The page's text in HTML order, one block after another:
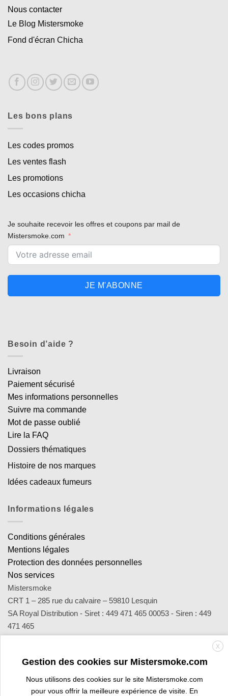
Nous contacter
Le Blog Mistersmoke
Fond d'écran Chicha
Les bons plans
Les codes promos
Les ventes flash
Les promotions
Les occasions chicha
Je souhaite recevoir les offres et coupons par mail de
Mistersmoke.com
JE M'ABONNE
Besoin d’aide ?
Livraison
Paiement sécurisé
Mes informations personnelles
Suivre ma commande
Mot de passe oublié
Lire la FAQ
Dossiers thématiques
Histoire de nos marques
Idées cadeaux fumeurs
Informations légales
Conditions générales
Mentions légales
Protection des données personnelles
Nos services
Mistersmoke
CRT 1 – 285 rue du calvaire – 59810 Lesquin
SA Royal Distribution - Siret : 449 471 465 00053 - Siren : 449
471 465
sav@mistersmoke.com ou par téléphone au 03 20 90 56 55 du
lundi au vendredi de 9h à 17h.
X
Gestion des cookies sur Mistersmoke.com
Nous utilisons des cookies sur le site Mistersmoke.com
pour vous offrir la meilleure expérience de visite. En